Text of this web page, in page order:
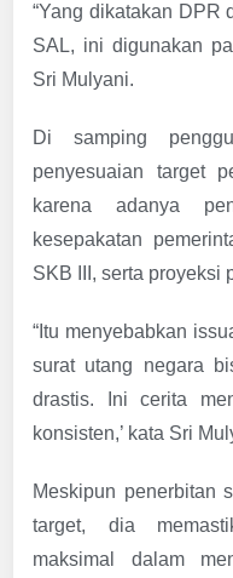
“Yang dikatakan DPR
SAL, ini digunakan
Sri Mulyani.
Di samping
penyesuaian target
karena adanya
kesepakatan
SKB III, serta proyeksi
“Itu menyebabkan
surat utang negara
drastis. Ini cerita
konsisten,’ kata Sri
Meskipun penerbitan
target, dia
maksimal dalam